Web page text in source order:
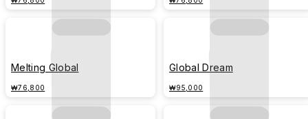
Melting Global
₩76,800
Global Dream
₩95,000